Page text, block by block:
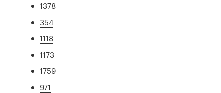
1378
354
1118
1173
1759
971